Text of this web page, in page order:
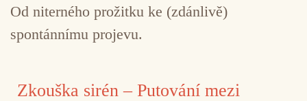
Od niterného prožitku ke (zdánlivě)
spontánnímu projevu.
Zkouška sirén – Putování mezi